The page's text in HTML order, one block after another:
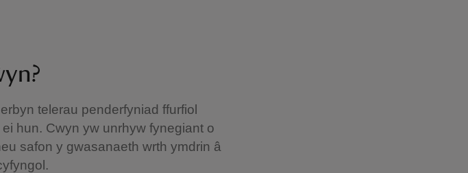
telerau penderfyniad ffurfiol
hun. Cwyn yw unrhyw fynegiant o
safon y gwasanaeth wrth ymdrin â